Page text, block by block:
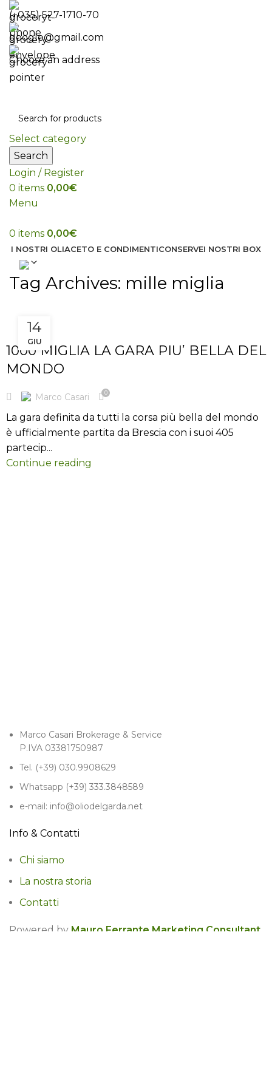
(+035) 527-1710-70
google@gmail.com
Choose an address
Select category
Search
Login / Register
0 items 0,00€
Menu
0 items 0,00€
I NOSTRI OLIACETO E CONDIMENTICONSERVEI NOSTRI BOX
Tag Archives: mille miglia
14
GIU
BLOG
1000 MIGLIA LA GARA PIU’ BELLA DEL
MONDO
Marco Casari 0
La gara definita da tutti la corsa più bella del mondo
è ufficialmente partita da Brescia con i suoi 405
partecip...
Continue reading
Marco Casari Brokerage & Service
P.IVA 03381750987
Tel. (+39) 030.9908629
Whatsapp (+39) 333.3848589
e-mail: info@oliodelgarda.net
Info & Contatti
Chi siamo
La nostra storia
Contatti
Powered by Mauro Ferrante Marketing Consultant